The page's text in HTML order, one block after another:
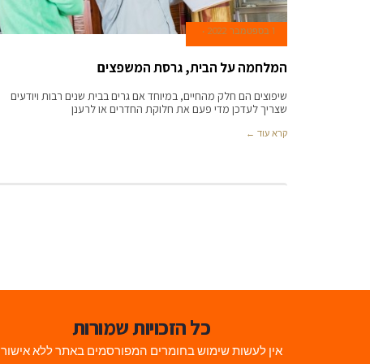
1 בספטמבר 2022
המלחמה על הבית, גרסת המשפצים
שיפוצים הם חלק מהחיים, במיוחד אם גרים בבית שנים רבות ויודעים
שצריך לעדכן מדי פעם את חלוקת החדרים או לרענן
קרא עוד ←
כל הזכויות שמורות
אין לעשות שימוש בחומרים המפורסמים באתר ללא אישור